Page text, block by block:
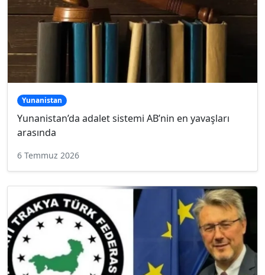
Yunanistan
Yunanistan’da adalet sistemi AB’nin en yavaşları
arasında
6 Temmuz 2026